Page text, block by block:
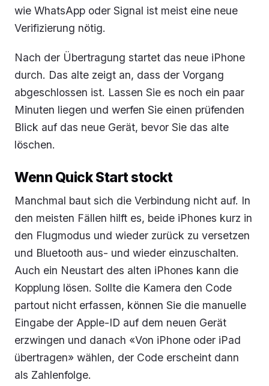
wie WhatsApp oder Signal ist meist eine neue
Verifizierung nötig.
Nach der Übertragung startet das neue iPhone
durch. Das alte zeigt an, dass der Vorgang
abgeschlossen ist. Lassen Sie es noch ein paar
Minuten liegen und werfen Sie einen prüfenden
Blick auf das neue Gerät, bevor Sie das alte
löschen.
Wenn Quick Start stockt
Manchmal baut sich die Verbindung nicht auf. In
den meisten Fällen hilft es, beide iPhones kurz in
den Flugmodus und wieder zurück zu versetzen
und Bluetooth aus- und wieder einzuschalten.
Auch ein Neustart des alten iPhones kann die
Kopplung lösen. Sollte die Kamera den Code
partout nicht erfassen, können Sie die manuelle
Eingabe der Apple-ID auf dem neuen Gerät
erzwingen und danach «Von iPhone oder iPad
übertragen» wählen, der Code erscheint dann
als Zahlenfolge.